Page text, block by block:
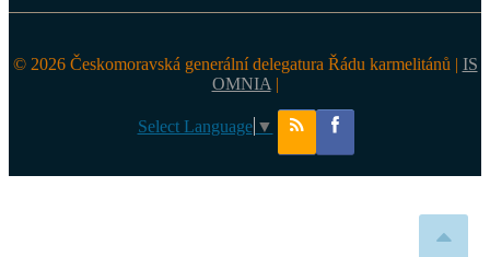
© 2026 Českomoravská generální delegatura Řádu karmelitánů | IS
OMNIA |
Select Language ▼